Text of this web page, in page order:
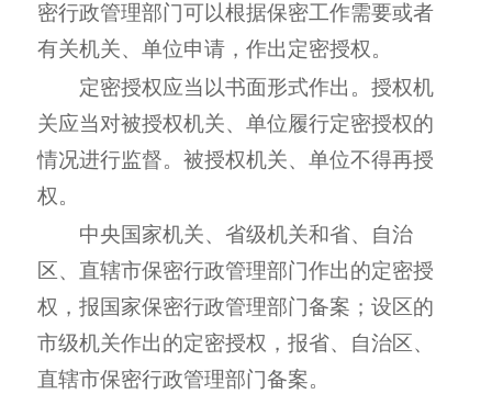
密行政管理部门可以根据保密工作需要或者
有关机关、单位申请，作出定密授权。
定密授权应当以书面形式作出。授权机
关应当对被授权机关、单位履行定密授权的
情况进行监督。被授权机关、单位不得再授
权。
中央国家机关、省级机关和省、自治
区、直辖市保密行政管理部门作出的定密授
权，报国家保密行政管理部门备案；设区的
市级机关作出的定密授权，报省、自治区、
直辖市保密行政管理部门备案。